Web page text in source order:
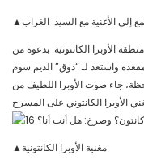
إلى الأغنية مع السيد. الغراب
الأوبرا الكانتونية. بدعوة من
واستعد لـ “ذوق” الديم سوم
جاء صوت الأوبرا اللطيف من
▲مغنية الأوبرا الكانتونية